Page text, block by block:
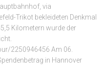
via
Trikot bekleideten Denkmal
Kilometern wurde der
2250946456 Am 06.
in Hannover